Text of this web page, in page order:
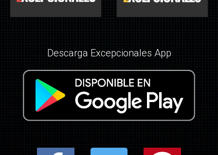
Descarga Excepcionales App